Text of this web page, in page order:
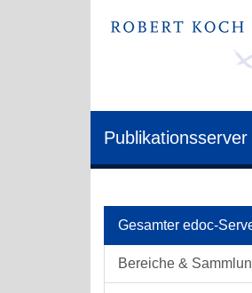
Gesamter edoc-
Bereiche &